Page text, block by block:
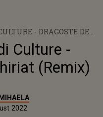
- DRAGOSTE DE
Culture -
(Remix)
2022